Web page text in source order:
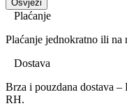
Plaćanje
Plaćanje jednokratno ili na
Dostava
Brza i pouzdana dostava
RH.